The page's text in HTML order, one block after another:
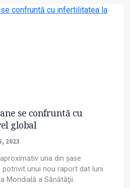
se confruntă cu
global
2023
una din şase
potrivit unui nou raport dat luni
Mondială a Sănătăţii.